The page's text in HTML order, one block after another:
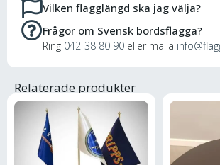
Vilken flagglängd ska jag välja?
Frågor om Svensk bordsflagga?
Ring 042-38 80 90 eller maila
Relaterade produkter